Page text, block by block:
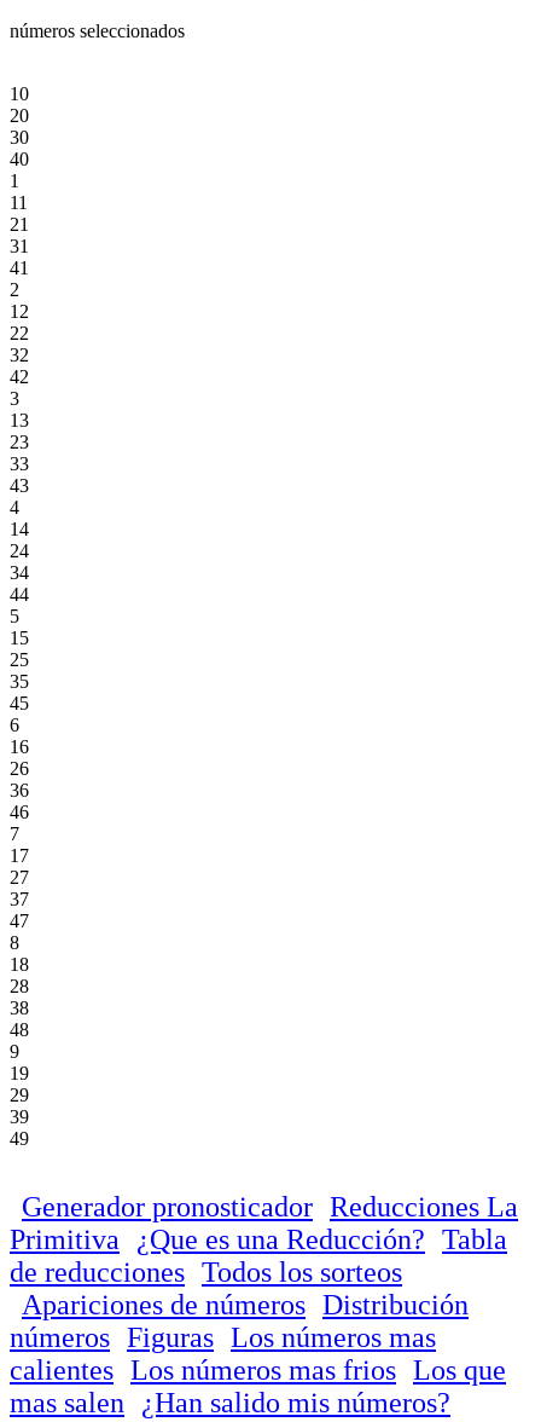
números seleccionados
10
20
30
40
1
11
21
31
41
2
12
22
32
42
3
13
23
33
43
4
14
24
34
44
5
15
25
35
45
6
16
26
36
46
7
17
27
37
47
8
18
28
38
48
9
19
29
39
49
Generador pronosticador Reducciones La
Primitiva
¿Que es una Reducción? Tabla
de reducciones Todos los sorteos
Apariciones de números Distribución
números Figuras Los números mas
calientes Los números mas frios Los que
mas salen
¿Han salido mis números?